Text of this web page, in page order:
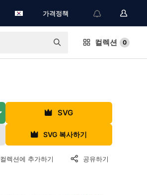
가격정책
컬렉션 0
SVG
SVG 복사하기
컬렉션에 추가하기 공유하기